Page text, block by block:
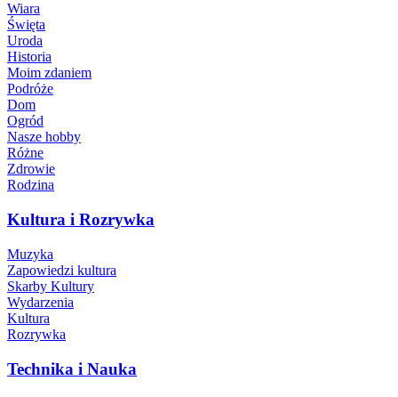
Wiara
Święta
Uroda
Historia
Moim zdaniem
Podróże
Dom
Ogród
Nasze hobby
Różne
Zdrowie
Rodzina
Kultura i Rozrywka
Muzyka
Zapowiedzi kultura
Skarby Kultury
Wydarzenia
Kultura
Rozrywka
Technika i Nauka